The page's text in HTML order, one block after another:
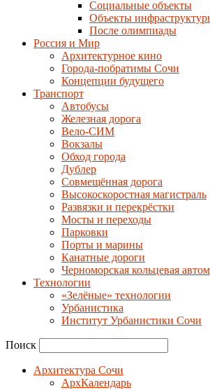
Социальные объекты
Объекты
После олимпиады
Россия и Мир
Архитектурное кино
Города-побратимы Сочи
Концепции будущего
Транспорт
Автобусы
Железная дорога
Вело-СИМ
Вокзалы
Обход города
Дублер
Совмещённая дорога
Высокоскоростная магистраль
Развязки и перекрёстки
Мосты и переходы
Парковки
Порты и марины
Канатные дороги
Черноморская кольцевая
Технологии
«Зелёные» технологии
Урбанистика
Институт Урбанистики Сочи
Поиск
Архитектура Сочи
АрхКалендарь